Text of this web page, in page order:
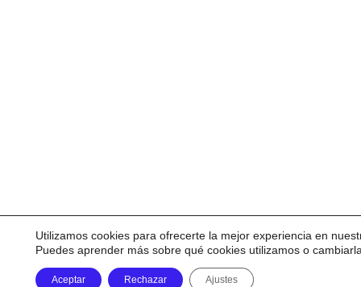
Utilizamos cookies para ofrecerte la mejor experiencia en
Puedes aprender más sobre qué cookies utilizamos o
Aceptar Rechazar Ajustes